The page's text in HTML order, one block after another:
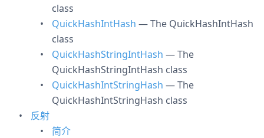
class
QuickHashIntHash — The QuickHashIntHash
class
QuickHashStringIntHash — The
QuickHashStringIntHash class
QuickHashIntStringHash — The
QuickHashIntStringHash class
反射
简介